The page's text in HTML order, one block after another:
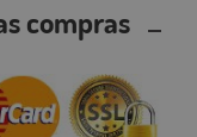
compras